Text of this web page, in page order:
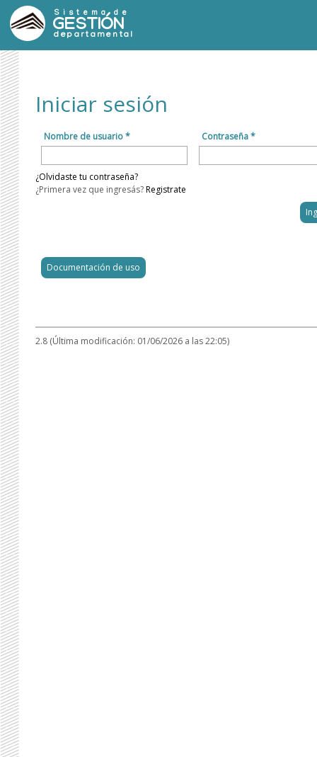
Sistema de
GESTIÓN
departamental
Iniciar sesión
Nombre de usuario * Contraseña *
¿Olvidaste tu contraseña?
¿Primera vez que ingresás?Registrate
Documentación de uso
2.8 (Última modificación: 01/06/2026 a las 22:05)